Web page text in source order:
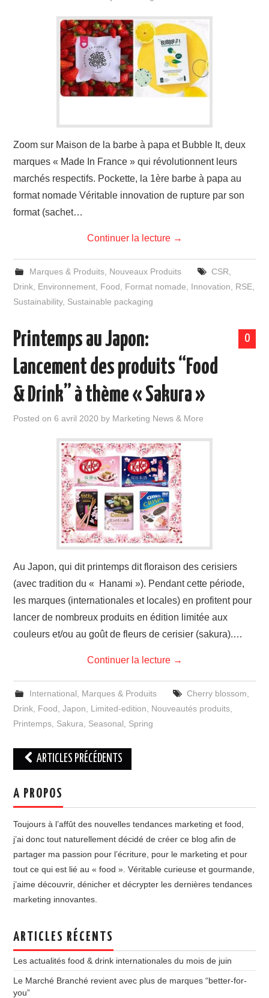
Zoom sur Maison de la barbe à papa et Bubble It, deux
marques « Made In France » qui révolutionnent leurs
marchés respectifs. Pockette, la 1ère barbe à papa au
format nomade Véritable innovation de rupture par son
format (sachet…
Continuer la lecture →
Marques & Produits, Nouveaux Produits CSR
Drink Environnement Food Format nomade Innovation RSE
Sustainability, Sustainable packaging
0
Printemps au Japon:
Lancement des produits “Food
& Drink” à thème « Sakura »
Posted on6 avril 2020 by Marketing News & More
Au Japon, qui dit printemps dit floraison des cerisiers
(avec tradition du « Hanami »). Pendant cette période,
les marques (internationales et locales) en profitent pour
lancer de nombreux produits en édition limitée aux
couleurs et/ou au goût de fleurs de cerisier (sakura).…
Continuer la lecture →
International Marques & Produits Cherry blossom
Drink Food ,Japon Limited-edition Nouveautés produits
Printemps Sakura Seasonal Spring
Navigation
des
articles
ARTICLES PRÉCÉDENTS
A PROPOS
Toujours à l’affût des nouvelles tendances marketing et food,
j’ai donc tout naturellement décidé de créer ce blog afin de
partager ma passion pour l’écriture, pour le marketing et pour
tout ce qui est lié au « food ». Véritable curieuse et gourmande,
j’aime découvrir, dénicher et décrypter les dernières tendances
marketing innovantes.
ARTICLES RÉCENTS
Les actualités food & drink internationales du mois de juin
Le Marché Branché revient avec plus de marques “better-for-
you”